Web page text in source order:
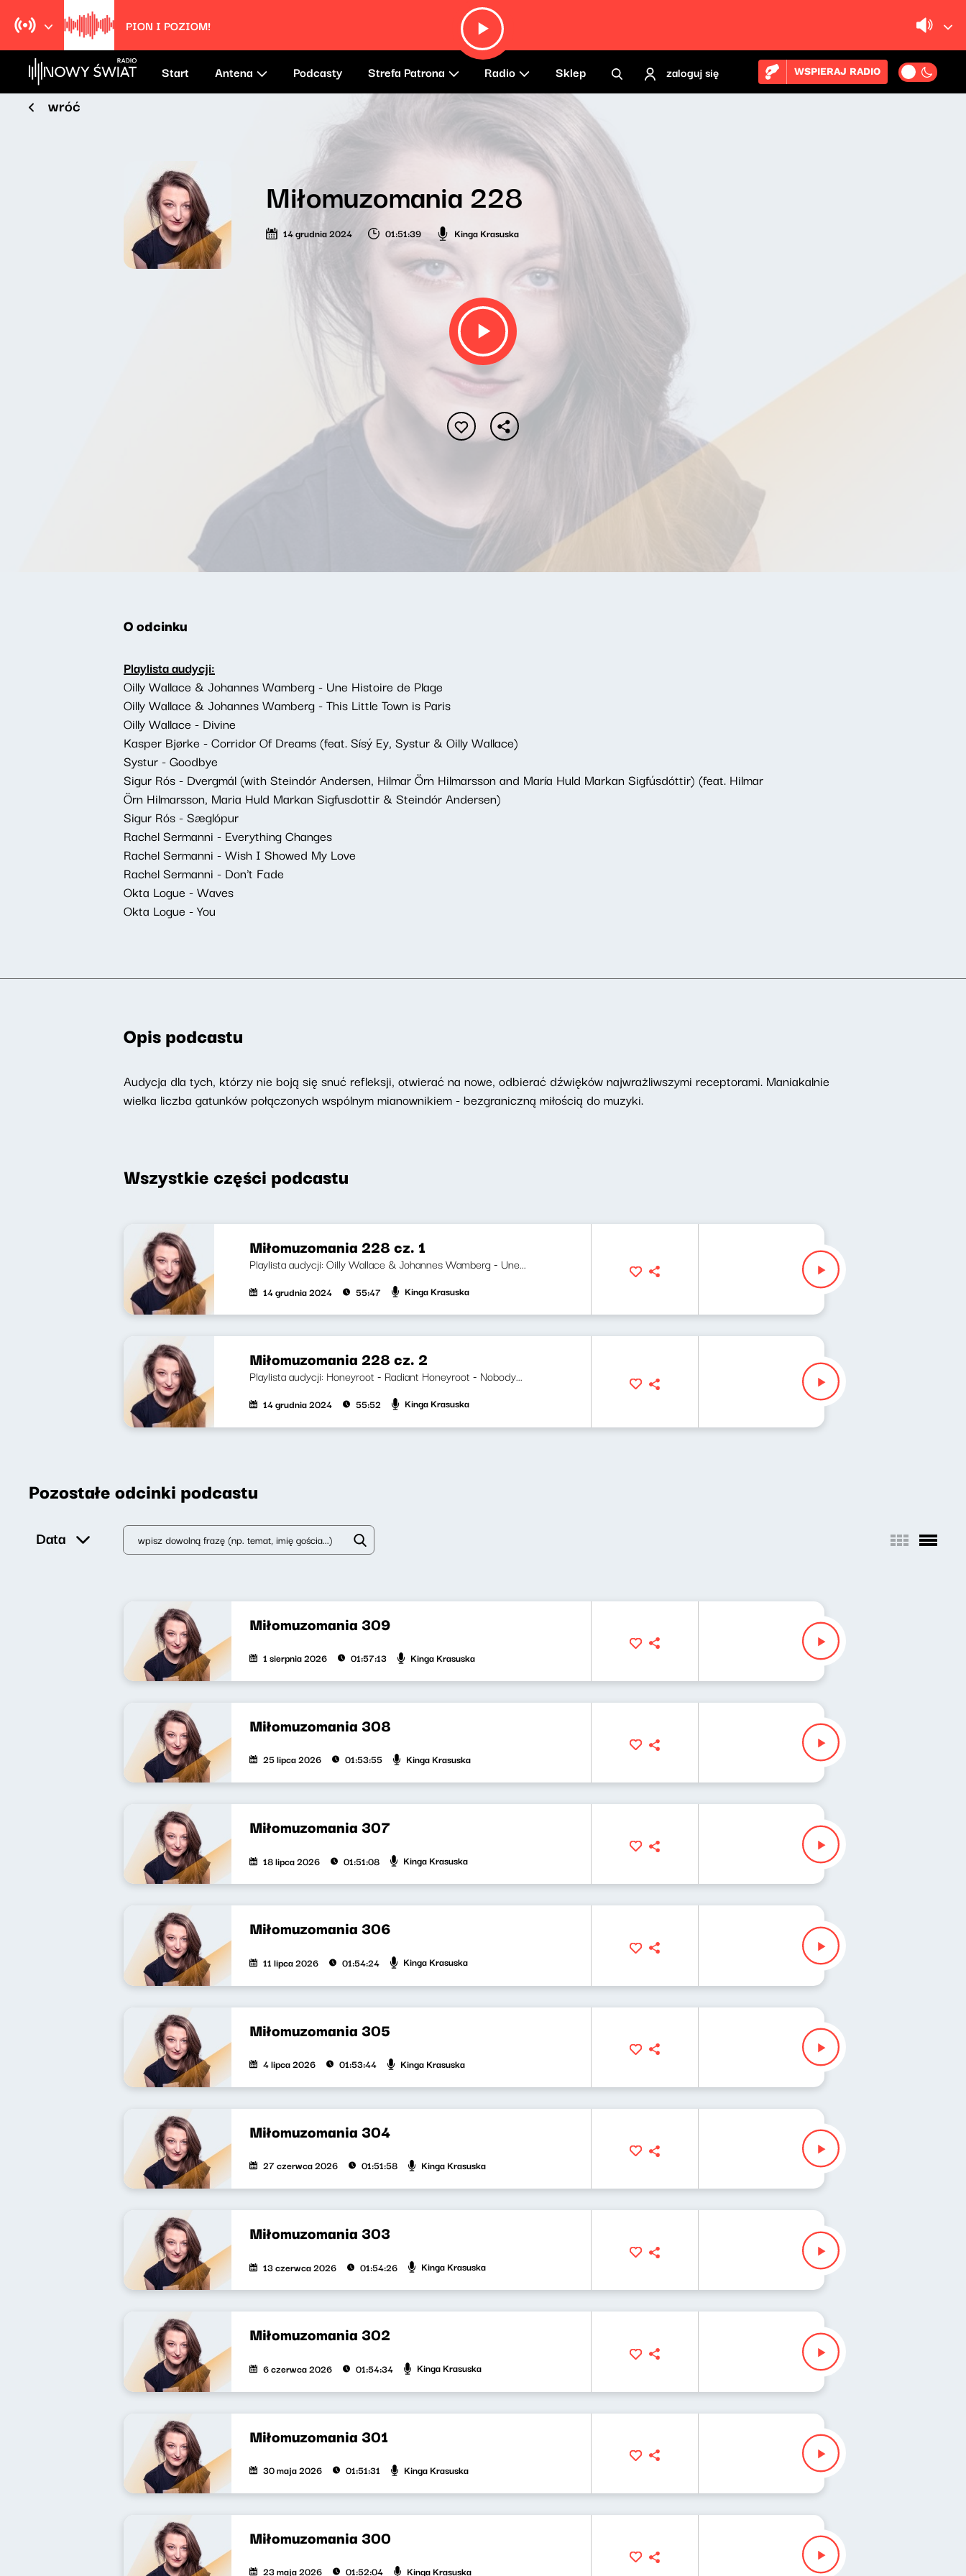
PION I POZIOM!
Start Antena Podcasty Strefa Patrona Radio Sklep zaloguj się WSPIERAJ RADIO
wróć
Miłomuzomania 228
14 grudnia 2024 01:51:39 Kinga Krasuska
O odcinku
Playlista audycji:
Oilly Wallace & Johannes Wamberg - Une Histoire de Plage
Oilly Wallace & Johannes Wamberg - This Little Town is Paris
Oilly Wallace - Divine
Kasper Bjørke - Corridor Of Dreams (feat. Sísý Ey, Systur & Oilly Wallace)
Systur - Goodbye
Sigur Rós - Dvergmál (with Steindór Andersen, Hilmar Örn Hilmarsson and María Huld Markan Sigfúsdóttir) (feat. Hilmar
Örn Hilmarsson, Maria Huld Markan Sigfusdottir & Steindór Andersen)
Sigur Rós - Sæglópur
Rachel Sermanni - Everything Changes
Rachel Sermanni - Wish I Showed My Love
Rachel Sermanni - Don't Fade
Okta Logue - Waves
Okta Logue - You
Opis podcastu
Audycja dla tych, którzy nie boją się snuć refleksji, otwierać na nowe, odbierać dźwięków najwrażliwszymi receptorami. Maniakalnie
wielka liczba gatunków połączonych wspólnym mianownikiem - bezgraniczną miłością do muzyki.
Wszystkie części podcastu
Miłomuzomania 228 cz. 1
Playlista audycji: Oilly Wallace & Johannes Wamberg - Une...
14 grudnia 2024 55:47 Kinga Krasuska
Miłomuzomania 228 cz. 2
Playlista audycji: Honeyroot - Radiant Honeyroot - Nobody...
14 grudnia 2024 55:52 Kinga Krasuska
Pozostałe odcinki podcastu
Data
Miłomuzomania 309
1 sierpnia 2026 01:57:13 Kinga Krasuska
Miłomuzomania 308
25 lipca 2026 01:53:55 Kinga Krasuska
Miłomuzomania 307
18 lipca 2026 01:51:08 Kinga Krasuska
Miłomuzomania 306
11 lipca 2026 01:54:24 Kinga Krasuska
Miłomuzomania 305
4 lipca 2026 01:53:44 Kinga Krasuska
Miłomuzomania 304
27 czerwca 2026 01:51:58 Kinga Krasuska
Miłomuzomania 303
13 czerwca 2026 01:54:26 Kinga Krasuska
Miłomuzomania 302
6 czerwca 2026 01:54:34 Kinga Krasuska
Miłomuzomania 301
30 maja 2026 01:51:31 Kinga Krasuska
Miłomuzomania 300
23 maja 2026 01:52:04 Kinga Krasuska